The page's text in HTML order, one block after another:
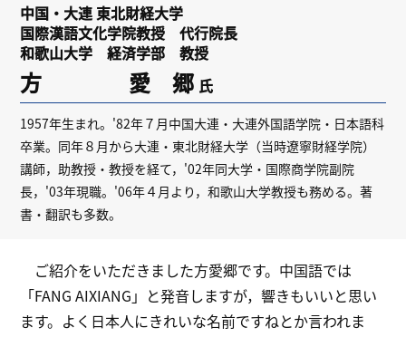
中国・大連 東北財経大学
国際漢語文化学院教授 代行院長
和歌山大学 経済学部 教授
方 愛 郷 氏
1957年生まれ。'82年７月中国大連・大連外国語学院・日本語科
卒業。同年８月から大連・東北財経大学（当時遼寧財経学院）
講師，助教授・教授を経て，'02年同大学・国際商学院副院
長，'03年現職。'06年４月より，和歌山大学教授も務める。著
書・翻訳も多数。
ご紹介をいただきました方愛郷です。中国語では
「FANG AIXIANG」と発音しますが，響きもいいと思い
ます。よく日本人にきれいな名前ですねとか言われま